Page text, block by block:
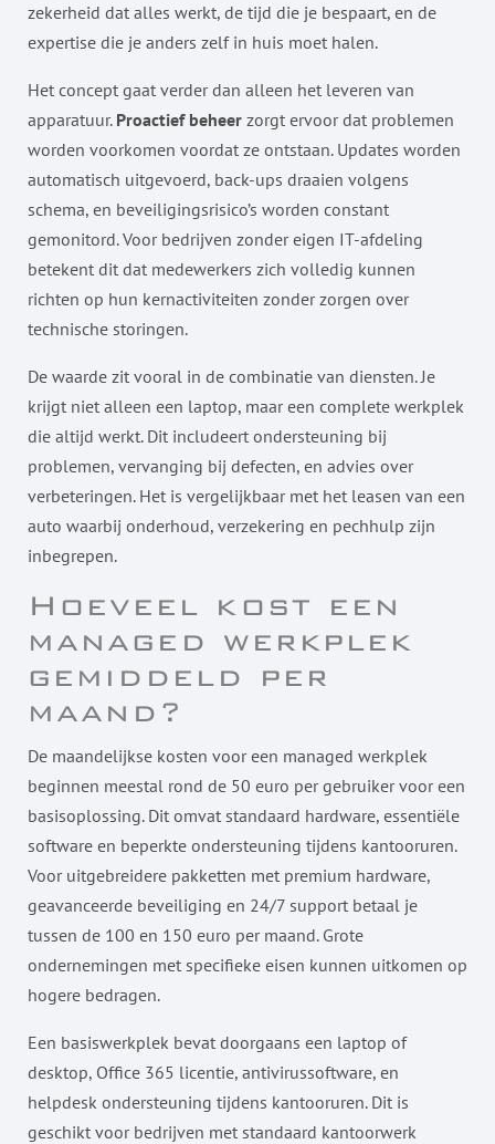
zekerheid dat alles werkt, de tijd die je bespaart, en de
expertise die je anders zelf in huis moet halen.
Het concept gaat verder dan alleen het leveren van
apparatuur. Proactief beheer zorgt ervoor dat problemen
worden voorkomen voordat ze ontstaan. Updates worden
automatisch uitgevoerd, back-ups draaien volgens
schema, en beveiligingsrisico’s worden constant
gemonitord. Voor bedrijven zonder eigen IT-afdeling
betekent dit dat medewerkers zich volledig kunnen
richten op hun kernactiviteiten zonder zorgen over
technische storingen.
De waarde zit vooral in de combinatie van diensten. Je
krijgt niet alleen een laptop, maar een complete werkplek
die altijd werkt. Dit includeert ondersteuning bij
problemen, vervanging bij defecten, en advies over
verbeteringen. Het is vergelijkbaar met het leasen van een
auto waarbij onderhoud, verzekering en pechhulp zijn
inbegrepen.
Hoeveel kost een
managed werkplek
gemiddeld per
maand?
De maandelijkse kosten voor een managed werkplek
beginnen meestal rond de 50 euro per gebruiker voor een
basisoplossing. Dit omvat standaard hardware, essentiële
software en beperkte ondersteuning tijdens kantooruren.
Voor uitgebreidere pakketten met premium hardware,
geavanceerde beveiliging en 24/7 support betaal je
tussen de 100 en 150 euro per maand. Grote
ondernemingen met specifieke eisen kunnen uitkomen op
hogere bedragen.
Een basiswerkplek bevat doorgaans een laptop of
desktop, Office 365 licentie, antivirussoftware, en
helpdesk ondersteuning tijdens kantooruren. Dit is
geschikt voor bedrijven met standaard kantoorwerk